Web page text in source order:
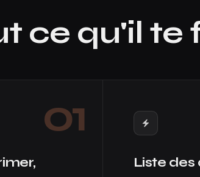
ce qu'il te
01
Liste des